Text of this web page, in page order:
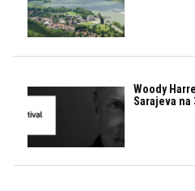
Woody
Sarajeva na